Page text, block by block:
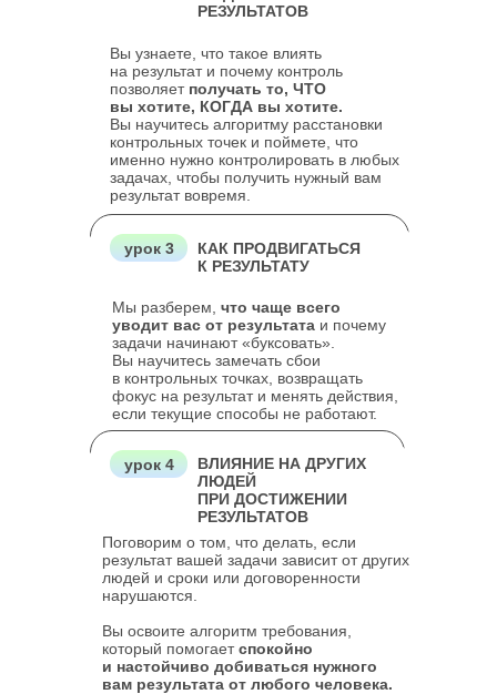
РЕЗУЛЬТАТОВ
Вы узнаете, что такое влиять
на результат и почему контроль
позволяет получать то, ЧТО
вы хотите, КОГДА вы хотите.
Вы научитесь алгоритму расстановки
контрольных точек и поймете, что
именно нужно контролировать в любых
задачах, чтобы получить нужный вам
результат вовремя.
урок 3
КАК ПРОДВИГАТЬСЯ
К РЕЗУЛЬТАТУ
Мы разберем, что чаще всего
уводит вас от результата и почему
задачи начинают «буксовать».
Вы научитесь замечать сбои
в контрольных точках, возвращать
фокус на результат и менять действия,
если текущие способы не работают.
урок 4
ВЛИЯНИЕ НА ДРУГИХ
ЛЮДЕЙ
ПРИ ДОСТИЖЕНИИ
РЕЗУЛЬТАТОВ
Поговорим о том, что делать, если
результат вашей задачи зависит от других
людей и сроки или договоренности
нарушаются.
Вы освоите алгоритм требования,
который помогаетспокойно
и настойчиво добиваться нужного
вам результата от любого человека.